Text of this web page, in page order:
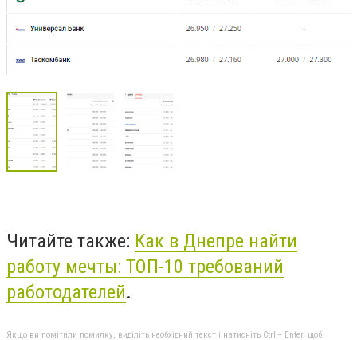
Читайте также: Как в Днепре найти
работу мечты: ТОП-10 требований
работодателей.
Якщо ви помітили помилку, виділіть необхідний текст і натисніть Ctrl + Enter, щоб